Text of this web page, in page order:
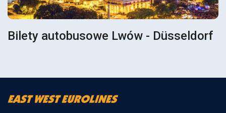
Bilety autobusowe Lwów - Düsseldorf